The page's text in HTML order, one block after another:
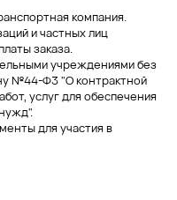
компания.
и частных лиц
заказа.
учреждениями без
№44-Ф3 "О контрактной
услуг для обеспечения
для участия в